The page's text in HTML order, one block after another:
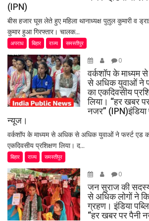
(IPN)
बीस हजार घूस लेते हुए महिला थानाध्यक्ष पुतुल कुमारी व
कुमार हुआ गिरफ्तार। चालक...
अपराध बिहार राज्य समस्तीपुर
0
वर्कशॉप के माध्यम
से अधिक युवाओं ने
का एकदिवसीय
लिया। “हर खबर
नजर” (IPN)इंडिया
न्यूज।
वर्कशॉप के माध्यम से अधिक से अधिक युवाओं ने फर्स्ट एड
एकदिवसीय प्रशिक्षण लिया। द...
बिहार राज्य समस्तीपुर
0
जन सुराज की
से अधिक लोगों ने
ग्रहण। इंडिया
“हर खबर पर पैनी